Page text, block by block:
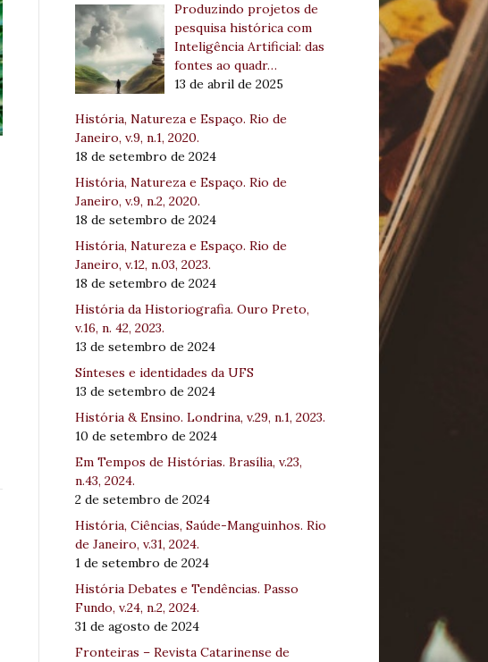
Produzindo projetos de
pesquisa histórica com
Inteligência Artificial: das
fontes ao quadr…
13 de abril de 2025
História, Natureza e Espaço. Rio de
Janeiro, v.9, n.1, 2020.
18 de setembro de 2024
História, Natureza e Espaço. Rio de
Janeiro, v.9, n.2, 2020.
18 de setembro de 2024
História, Natureza e Espaço. Rio de
Janeiro, v.12, n.03, 2023.
18 de setembro de 2024
História da Historiografia. Ouro Preto,
v.16, n. 42, 2023.
13 de setembro de 2024
Sínteses e identidades da UFS
13 de setembro de 2024
História & Ensino. Londrina, v.29, n.1, 2023.
10 de setembro de 2024
Em Tempos de Histórias. Brasília, v.23,
n.43, 2024.
2 de setembro de 2024
História, Ciências, Saúde-Manguinhos. Rio
de Janeiro, v.31, 2024.
1 de setembro de 2024
História Debates e Tendências. Passo
Fundo, v.24, n.2, 2024.
31 de agosto de 2024
Fronteiras – Revista Catarinense de